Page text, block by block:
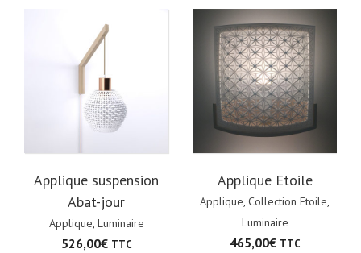
Applique suspension
Abat-jour
Applique, Luminaire
526,00€ TTC
Applique Etoile
Applique, Collection Etoile,
Luminaire
465,00€ TTC